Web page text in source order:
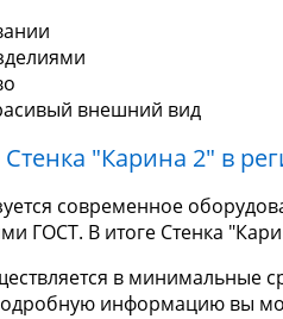
внешний вид
Стенка "Карина 2" в
современное
ГОСТ. В итоге Стенка
в минимальные
информацию вы